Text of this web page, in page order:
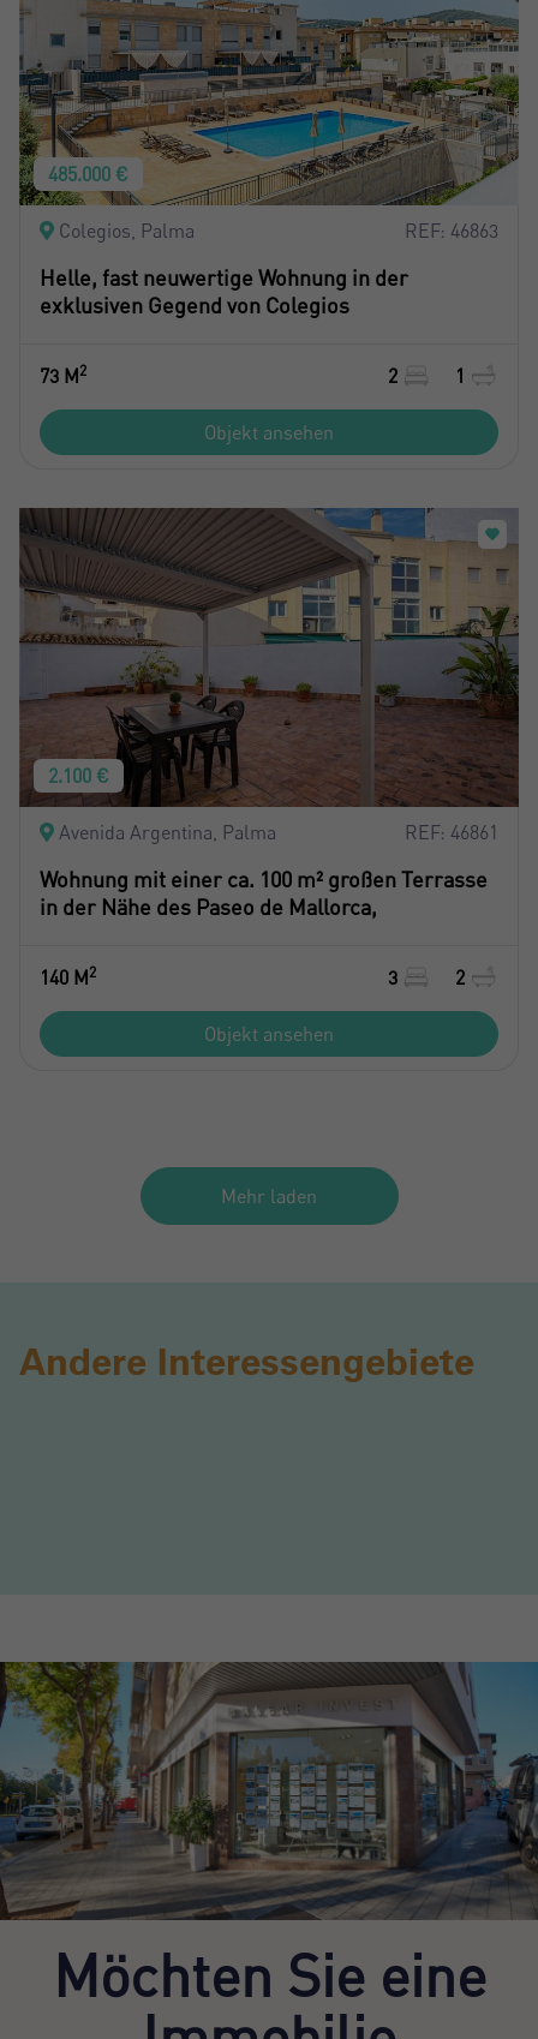
485.000 €
Colegios, Palma REF: 46863
Helle, fast neuwertige Wohnung in der
exklusiven Gegend von Colegios
73 M2 2 1
Objekt ansehen
2.100 €
Avenida Argentina, Palma REF: 46861
Wohnung mit einer ca. 100 m² großen Terrasse
in der Nähe des Paseo de Mallorca,
140 M2 3 2
Objekt ansehen
Mehr laden
Andere Interessengebiete
Möchten Sie eine